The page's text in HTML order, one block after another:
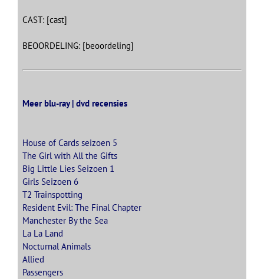
CAST: [cast]
BEOORDELING: [beoordeling]
Meer blu-ray | dvd recensies
House of Cards seizoen 5
The Girl with All the Gifts
Big Little Lies Seizoen 1
Girls Seizoen 6
T2 Trainspotting
Resident Evil: The Final Chapter
Manchester By the Sea
La La Land
Nocturnal Animals
Allied
Passengers